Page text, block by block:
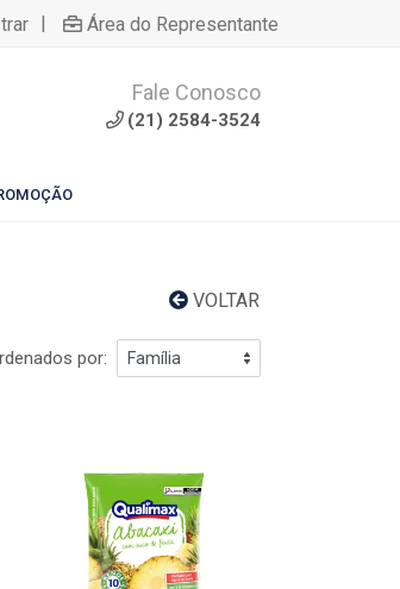
| Área do Representante
Fale Conosco
(21) 2584-3524
VOLTAR
por: